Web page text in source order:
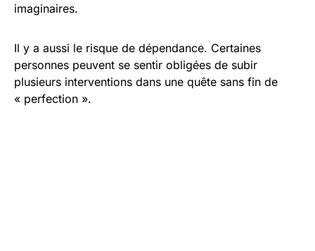
imaginaires.
Il y a aussi le risque de dépendance. Certaines
personnes peuvent se sentir obligées de subir
plusieurs interventions dans une quête sans fin de
« perfection ».